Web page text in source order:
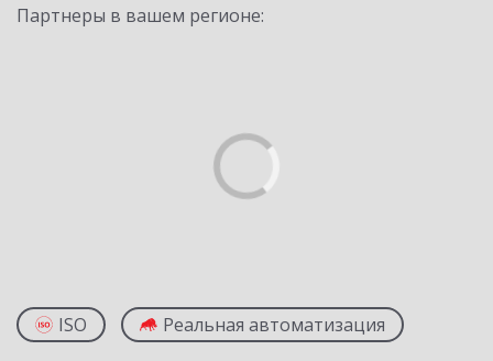
Партнеры в вашем регионе:
ISO Реальная автоматизация